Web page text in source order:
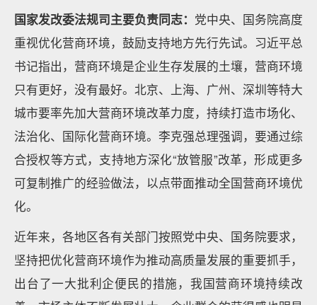
国家发改委法规司主要负责同志： 党中央、国务院高度
重视优化营商环境，鼓励支持地方先行先试。习近平总
书记指出，营商环境是企业生存发展的土壤，营商环境
只有更好，没有最好。北京、上海、广州、深圳等特大
城市要率先加大营商环境改革力度，持续打造市场化、
法治化、国际化营商环境。李克强总理强调，要通过综
合授权等方式，支持地方深化“放管服”改革，形成更多
可复制推广的经验做法，以点带面推动全国营商环境优
化。
近年来，各地区各有关部门按照党中央、国务院要求，
坚持把优化营商环境作为推动高质量发展的重要抓手，
出台了一大批利企便民的措施，我国营商环境持续改